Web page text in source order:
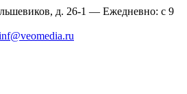
д. 26-1 — Ежедневно: с 9